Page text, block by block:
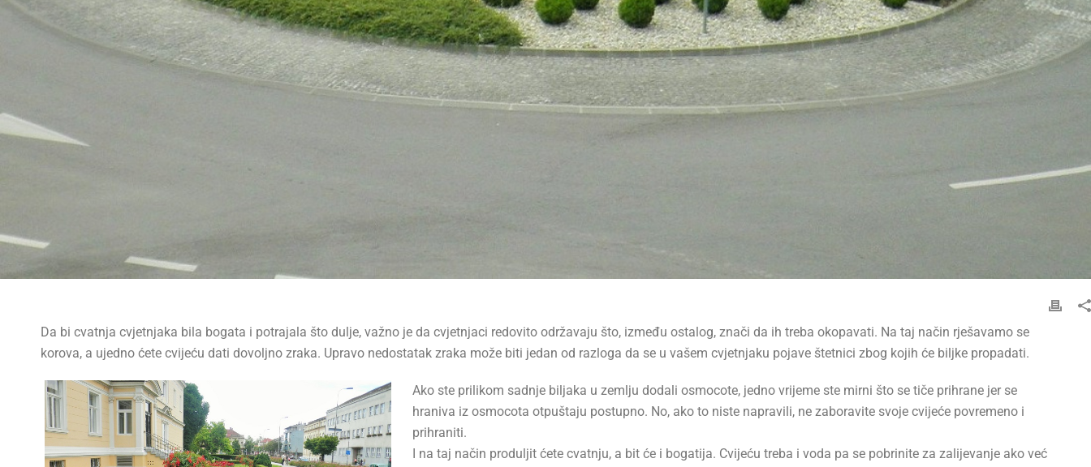
Da bi cvatnja cvjetnjaka bila bogata i potrajala što dulje, važno je da cvjetnjaci redovito održavaju što, između ostalog, znači da ih treba okopavati. Na taj način rješavamo se
korova, a ujedno ćete cvijeću dati dovoljno zraka. Upravo nedostatak zraka može biti jedan od razloga da se u vašem cvjetnjaku pojave štetnici zbog kojih će biljke propadati.
Ako ste prilikom sadnje biljaka u zemlju dodali osmocote, jedno vrijeme ste mirni što se tiče prihrane jer se
hraniva iz osmocota otpuštaju postupno. No, ako to niste napravili, ne zaboravite svoje cvijeće povremeno i
prihraniti.
I na taj način produljit ćete cvatnju, a bit će i bogatija. Cvijeću treba i voda pa se pobrinite za zalijevanje ako već